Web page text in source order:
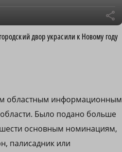
r
двор украсили к Новому году
областным информационным
Было подано больше
шести основным номинациям,
палисадник или